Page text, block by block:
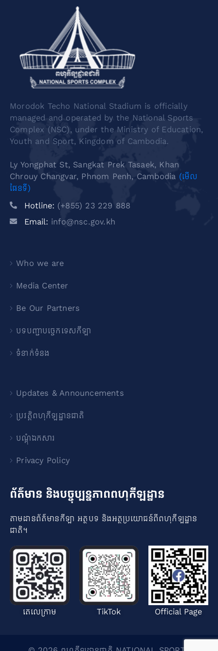
Morodok Techo National Stadium is officially
managed and operated by the National Sports
Complex (NSC), under the Ministry of Education,
Youth and Sport, Kingdom of Cambodia.
Ly Yongphat St, Sangkat Prek Tasaek, Khan
Chrouy Changvar, Phnom Penh, Cambodia (មើល
ផែនទី)
Hotline: (+855) 23 229 888
Email: info@nsc.gov.kh
Who we are
Media Center
Be Our Partners
បទបញ្ជាបច្ចេកទេសកីឡា
ទំនាក់ទំនង
Updates & Announcements
ប្រវត្តិពហុកីឡដ្ឋានជាតិ
បណ្ដុំឯកសារ
Privacy Policy
ព័ត៌មាន និងបច្ចុប្បន្នភាពពហុកីឡដ្ឋាន
តាមដានព័ត៌មានកីឡា អត្ថបទ និងអត្ថប្រយោជន៍ពីពហុកីឡដ្ឋាន
ជាតិ​។
តេលេក្រាម TikTok Official Page